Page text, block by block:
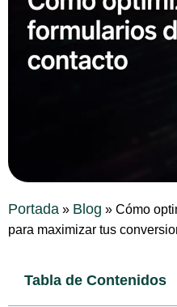
Portada » Blog » Cómo
para maximizar tus
Tabla de Contenidos